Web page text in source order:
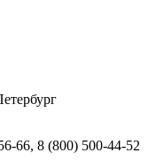
66, 8 (800) 500-44-52